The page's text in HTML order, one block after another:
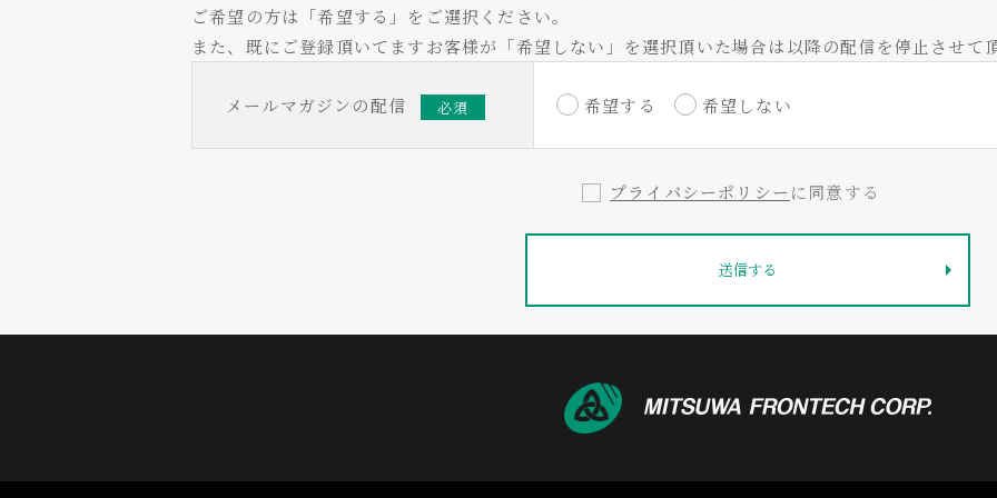
ご希望の方は「希望する」をご選択ください。
また、既にご登録頂いてますお客様が「希望しない」を選択頂いた場合は以降の配信を停止させて頂
メールマガジンの配信 必須 希望する 希望しない
プライバシーポリシーに同意する